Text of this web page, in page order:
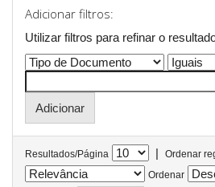
Adicionar filtros:
Utilizar filtros para refinar o
Resultados/Página |
Ordenar
Ordenar